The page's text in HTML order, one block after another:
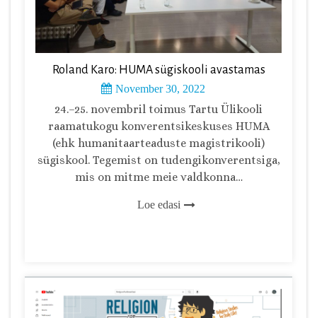
Roland Karo: HUMA sügiskooli avastamas
November 30, 2022
24.–25. novembril toimus Tartu Ülikooli
raamatukogu konverentsikeskuses HUMA
(ehk humanitaarteaduste magistrikooli)
sügiskool. Tegemist on tudengikonverentsiga,
mis on mitme meie valdkonna…
Loe edasi